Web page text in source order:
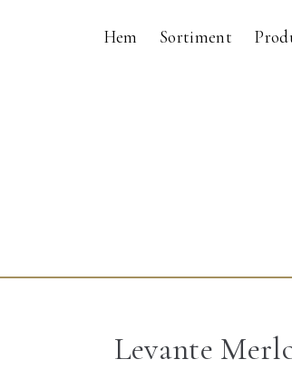
Hem Sortiment
Levante